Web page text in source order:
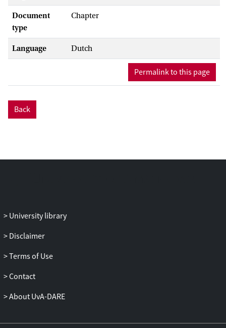
Document
type
Chapter
Language Dutch
Permalink to this page
Back
University library
Disclaimer
Terms of Use
Contact
About UvA-DARE